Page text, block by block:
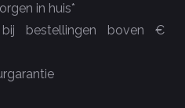
in huis*
bestellingen boven €